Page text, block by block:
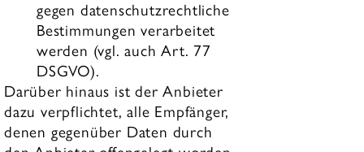
gegen datenschutzrechtliche
Bestimmungen verarbeitet
werden (vgl. auch Art. 77
DSGVO).
Darüber hinaus ist der Anbieter
dazu verpflichtet, alle Empfänger,
denen gegenüber Daten durch